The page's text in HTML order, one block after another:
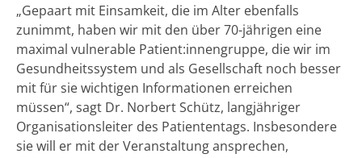
„Gepaart mit Einsamkeit, die im Alter ebenfalls
zunimmt, haben wir mit den über 70-jährigen eine
maximal vulnerable Patient:innengruppe, die wir im
Gesundheitssystem und als Gesellschaft noch besser
mit für sie wichtigen Informationen erreichen
müssen“, sagt Dr. Norbert Schütz, langjähriger
Organisationsleiter des Patiententags. Insbesondere
sie will er mit der Veranstaltung ansprechen,